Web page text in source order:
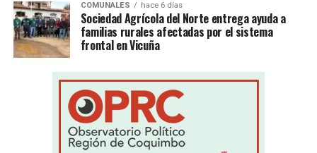
COMUNALES hace 6 días
Sociedad Agrícola del Norte entrega ayuda a
familias rurales afectadas por el sistema
frontal en Vicuña